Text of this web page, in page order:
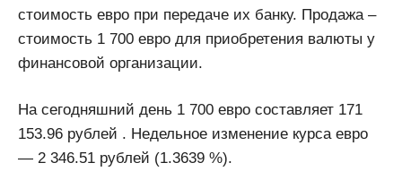
стоимость евро при передаче их банку. Продажа –
стоимость 1 700 евро для приобретения валюты у
финансовой организации.
На сегодняшний день 1 700 евро составляет 171
153.96 рублей . Недельное изменение курса евро
— 2 346.51 рублей (1.3639 %).